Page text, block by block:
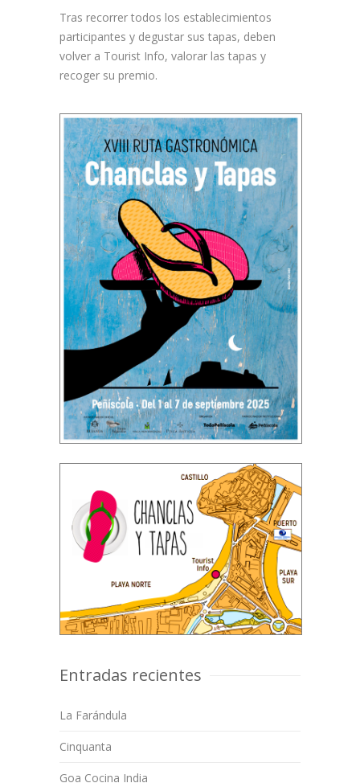
Tras recorrer todos los establecimientos
participantes y degustar sus tapas, deben
volver a Tourist Info, valorar las tapas y
recoger su premio.
Entradas recientes
La Farándula
Cinquanta
Goa Cocina India